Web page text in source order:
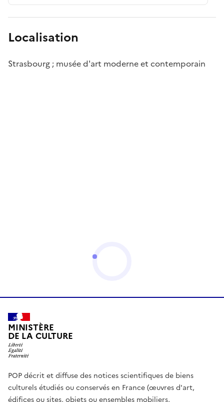
Localisation
Strasbourg ; musée d'art moderne et contemporain
MINISTÈRE
DE LA CULTURE
POP décrit et diffuse des notices scientifiques de biens
culturels étudiés ou conservés en France (œuvres d'art,
édifices ou sites, objets ou ensembles mobiliers,